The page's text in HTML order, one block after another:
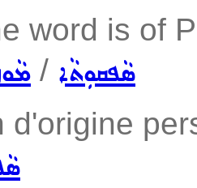
word is of
/ ܣܵܦܩܘܼܬܵܐ
d'origine